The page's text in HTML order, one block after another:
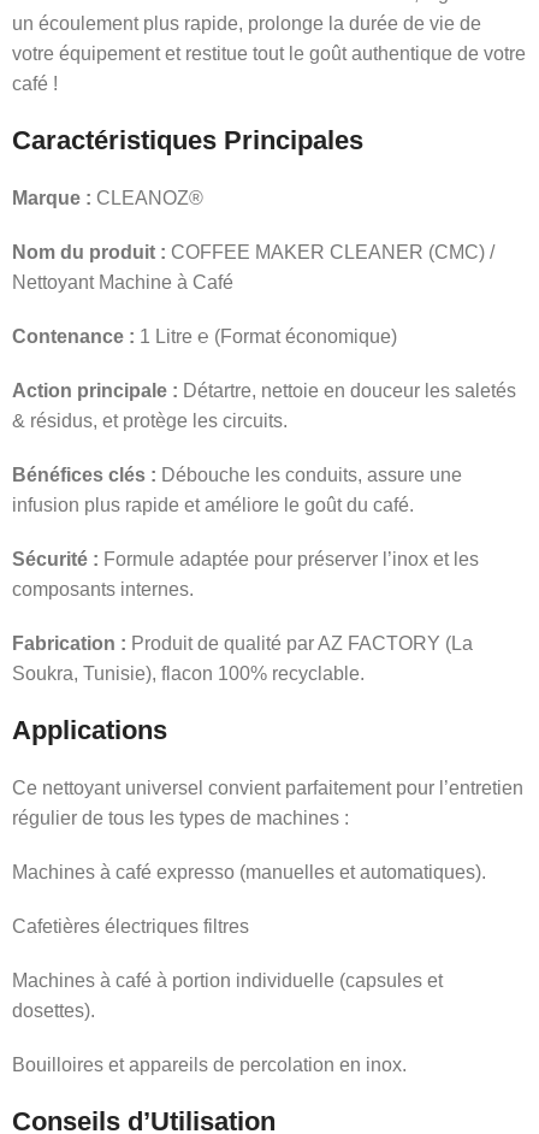
un écoulement plus rapide, prolonge la durée de vie de
votre équipement et restitue tout le goût authentique de votre
café !
Caractéristiques Principales
Marque : CLEANOZ®
Nom du produit : COFFEE MAKER CLEANER (CMC) /
Nettoyant Machine à Café
Contenance : 1 Litre ℮ (Format économique)
Action principale : Détartre, nettoie en douceur les saletés
& résidus, et protège les circuits.
Bénéfices clés : Débouche les conduits, assure une
infusion plus rapide et améliore le goût du café.
Sécurité : Formule adaptée pour préserver l’inox et les
composants internes.
Fabrication : Produit de qualité par AZ FACTORY (La
Soukra, Tunisie), flacon 100% recyclable.
Applications
Ce nettoyant universel convient parfaitement pour l’entretien
régulier de tous les types de machines :
Machines à café expresso (manuelles et automatiques).
Cafetières électriques filtres
Machines à café à portion individuelle (capsules et
dosettes).
Bouilloires et appareils de percolation en inox.
Conseils d’Utilisation